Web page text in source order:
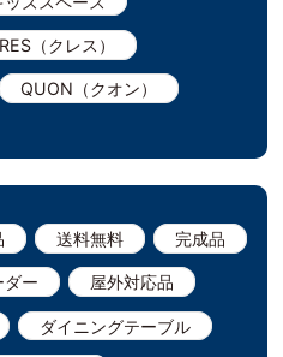
（クレス）
QUON（クオン）
送料無料 完成品
ダー 屋外対応品
ダイニングテーブル